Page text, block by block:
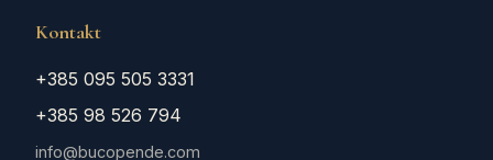
Kontakt
+385 095 505 3331
+385 98 526 794
info@bucopende.com